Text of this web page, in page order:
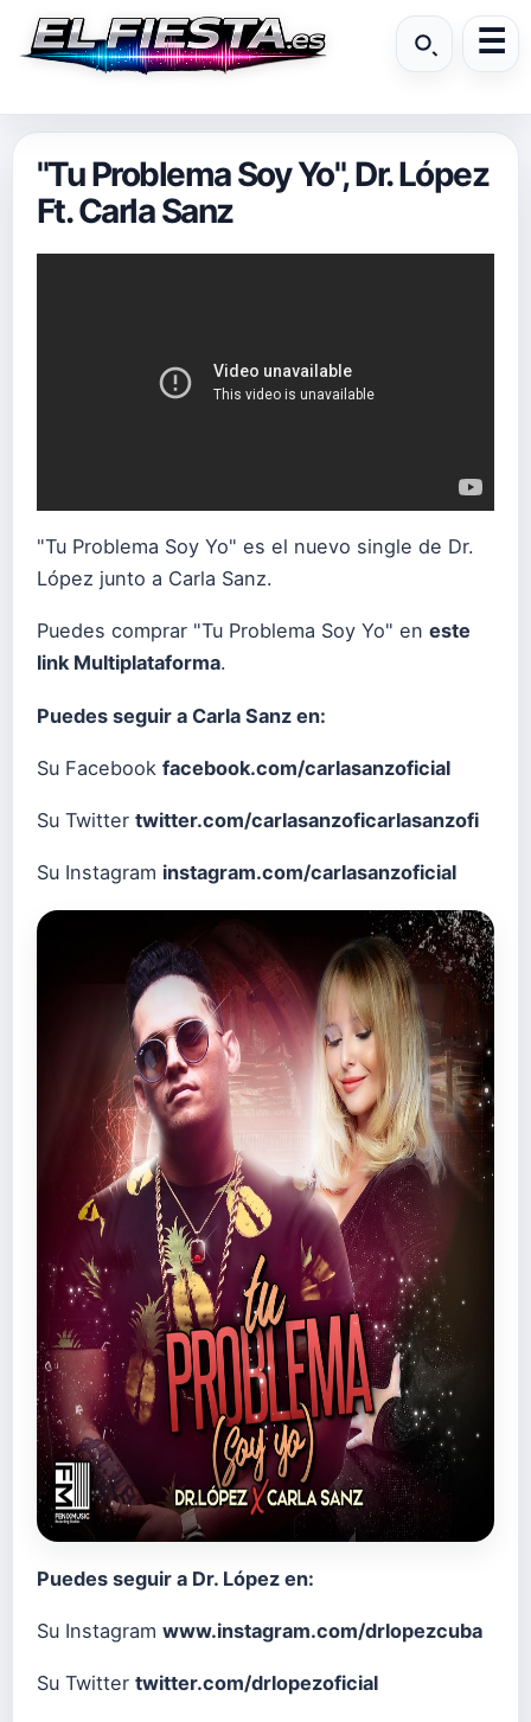
"Tu Problema Soy Yo", Dr. López
Ft. Carla Sanz
"Tu Problema Soy Yo" es el nuevo single de Dr.
López junto a Carla Sanz.
Puedes comprar "Tu Problema Soy Yo" en este
link Multiplataforma.
Puedes seguir a Carla Sanz en:
Su Facebook facebook.com/carlasanzoficial
Su Twitter twitter.com/carlasanzoficarlasanzofi
Su Instagram instagram.com/carlasanzoficial
Puedes seguir a Dr. López en:
Su Instagram www.instagram.com/drlopezcuba
Su Twitter twitter.com/drlopezoficial